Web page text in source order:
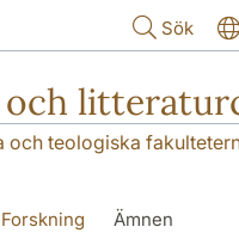
Sök
och
och teologiska
Forskning Ämnen